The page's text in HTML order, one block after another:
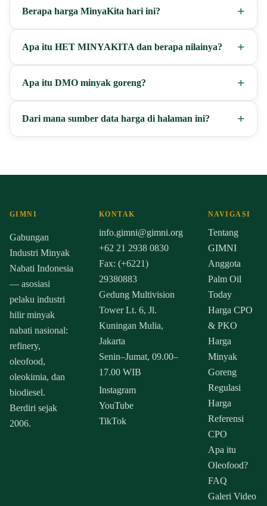
Berapa harga MinyaKita hari ini?
Apa itu HET MINYAKITA dan berapa nilainya?
Apa itu DMO minyak goreng?
Dari mana sumber data harga di halaman ini?
GIMNI
Gabungan
Industri Minyak
Nabati Indonesia
— asosiasi
pelaku industri
hilir minyak
nabati nasional:
refinery,
oleofood,
oleokimia, dan
biodiesel.
Berdiri sejak
2006.
KONTAK
info.gimni@gimni.org
+62 21 2938 0830
Fax: (+6221)
29380883
Gedung Multivision
Tower Lt. 6, Jl.
Kuningan Mulia,
Jakarta
Senin–Jumat, 09.00–
17.00 WIB
Instagram
YouTube
TikTok
NAVIGASI
Tentang
GIMNI
Anggota
Palm Oil
Today
Harga CPO
& PKO
Harga
Minyak
Goreng
Regulasi
Harga
Referensi
CPO
Apa itu
Oleofood?
FAQ
Galeri Video